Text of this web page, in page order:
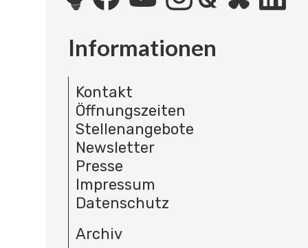
Informationen
Kontakt
Öffnungszeiten
Stellenangebote
Newsletter
Presse
Impressum
Datenschutz
Archiv